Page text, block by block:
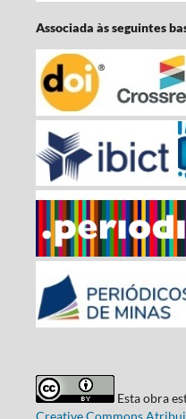
Associada às seguintes
Esta obra
Creative Commons